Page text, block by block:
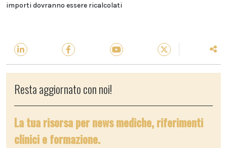
importi dovranno essere ricalcolati
Resta aggiornato con noi!
La tua risorsa per news mediche, riferimenti
clinici e formazione.